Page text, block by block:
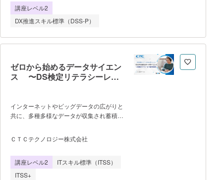
します。 ◆本研修の特徴 ・現役コ
ンサルタントが講師：プロジェクト現場で
得たノウハウを、具体的な事例と共に余す
実践サイク
す。 KPI 設計、ライフサイクル支
援、ツール活用、部門連携、リテンション
施策など、実務に直結する知識を網
羅。 さらに、AI による離脱予兆の検
知や顧客満足度向上の仕組みづくりも学び
ら、LTV 最大化をめざす戦略的な思考と実
践力を養成します。 本コースの学
習を通して、変化の時代に選ばれ続ける企
を目指します。
講座レベル2
DX推進スキル標準（DSS-P）
ゼロから始めるデータサイエン
ス 〜DS検定リテラシーレベ
インターネットやビッグデータの広がりと
共に、多種多様なデータが収集され蓄積さ
代を生き抜くためには、このたくさんのデ
ータを正しく集め、正しく分析し、正しく
スでは、データサイエンティストに求めら
れる基礎スキルを、2日間の講座で分かり
ＣＴＣテクノロジー株式会社
講座レベル2
ITスキル標準（ITSS）
ITSS+